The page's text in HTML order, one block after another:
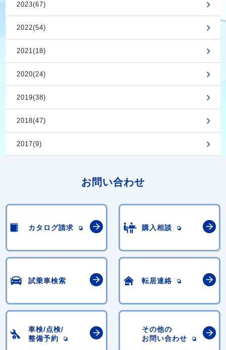
2023(67)
2022(54)
2021(18)
2020(24)
2019(38)
2018(47)
2017(9)
お問い合わせ
カタログ請求 購入相談
試乗車検索 転居連絡
車検/点検/
整備予約
その他の
お問い合わせ